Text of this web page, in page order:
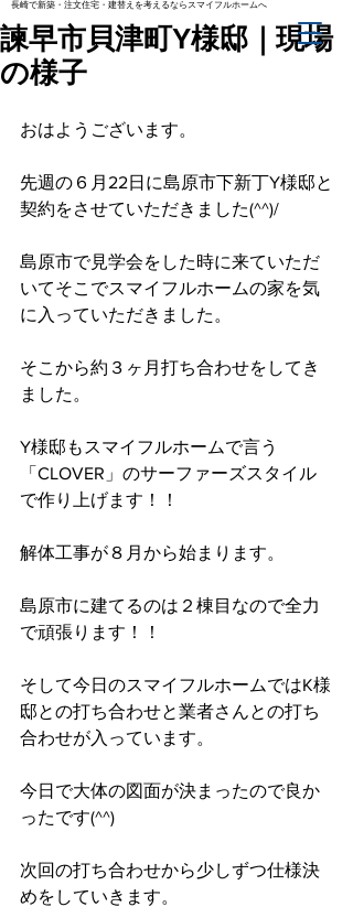
長崎で新築・注文住宅・建替えを考えるならスマイフルホームへ
諫早市貝津町Y様邸｜現場
の様子
おはようございます。
先週の６月22日に島原市下新丁Y様邸と
契約をさせていただきました(^^)/
島原市で見学会をした時に来ていただ
いてそこでスマイフルホームの家を気
に入っていただきました。
そこから約３ヶ月打ち合わせをしてき
ました。
Y様邸もスマイフルホームで言う
「CLOVER」のサーファーズスタイル
で作り上げます！！
解体工事が８月から始まります。
島原市に建てるのは２棟目なので全力
で頑張ります！！
そして今日のスマイフルホームではK様
邸との打ち合わせと業者さんとの打ち
合わせが入っています。
今日で大体の図面が決まったので良か
ったです(^^)
次回の打ち合わせから少しずつ仕様決
めをしていきます。